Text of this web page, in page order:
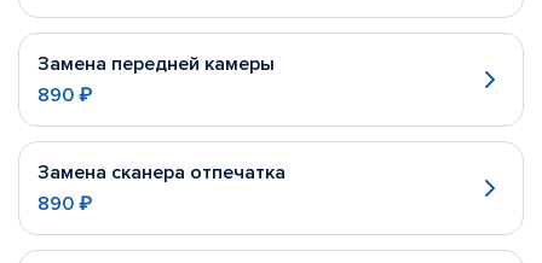
Замена передней камеры
890 ₽
Замена сканера отпечатка
890 ₽